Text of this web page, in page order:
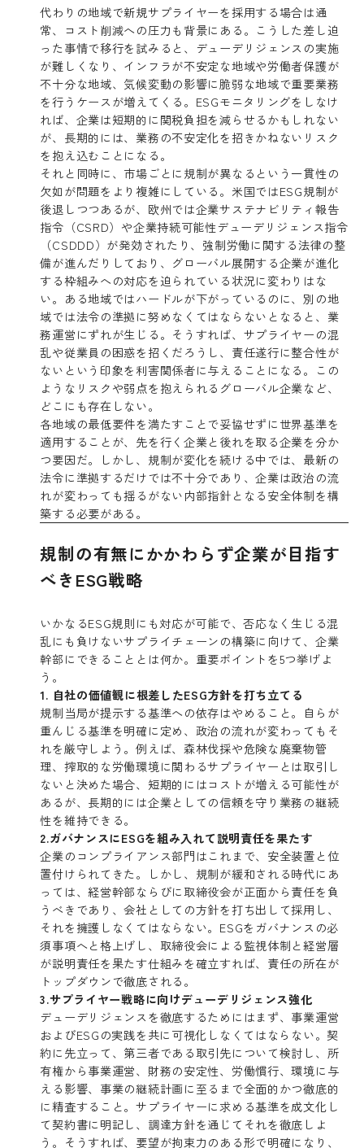
代わりの地域で新規サプライヤーを採用する場合は通
常、コスト削減への圧力も背景にある。こうした差し迫
った事情で移行を試みると、デューデリジェンスの実施
が難しくなり、インフラが不安定な地域や労働者保護が
不十分な地域、気候変動の影響に脆弱な地域で重要業務
を行うケースが増えてくる。ESGモニタリングをしなけ
れば、企業は短期的に関税負担を減らせるかもしれない
が、長期的には、業務の不安定化を招きかねないリスク
を抱え込むことになる。
それと同時に、市場ごとに規制が異なるという一貫性の
欠如が問題をより複雑にしている。米国ではESG規制が
後退しつつあるが、欧州では企業サステナビリティ報告
指令（CSRD）や企業持続可能性デューデリジェンス指令
（CSDDD）が発効されたり、強制労働に関する法律の整
備が進んだりしており、グローバル展開する企業が進化
する枠組みへの対応を迫られている状況に変わりはな
い。ある地域ではハードルが下がっているのに、別の地
域では法令の準拠に努めなくてはならないとなると、業
務運営にずれが生じる。そうすれば、サプライヤーの混
乱や従業員の困惑を招くだろうし、責任遂行に整合性が
ないという印象を利害関係者に与えることになる。この
ようなリスクや弱点を抱えられるグローバル企業など、
どこにも存在しない。
各地域の最低要件を満たすことで妥協せずに世界基準を
適用することが、先を行く企業と後れを取る企業を分か
つ要因だ。しかし、規制が変化を続ける中では、最新の
法令に準拠するだけでは不十分であり、企業は政治の流
れが変わっても揺るがない内部指針となる安全体制を構
築する必要がある。
規制の有無にかかわらず企業が目指す
べきESG戦略
いかなるESG規則にも対応が可能で、否応なく生じる混
乱にも負けないサプライチェーンの構築に向けて、企業
幹部にできることとは何か。重要ポイントを5つ挙げよ
う。
1. 自社の価値観に根差したESG方針を打ち立てる
規制当局が提示する基準への依存はやめること。自らが
重んじる基準を明確に定め、政治の流れが変わってもそ
れを厳守しよう。例えば、森林伐採や危険な廃棄物管
理、搾取的な労働環境に関わるサプライヤーとは取引し
ないと決めた場合、短期的にはコストが増える可能性が
あるが、長期的には企業としての信頼を守り業務の継続
性を維持できる。
2.ガバナンスにESGを組み入れて説明責任を果たす
企業のコンプライアンス部門はこれまで、安全装置と位
置付けられてきた。しかし、規制が緩和される時代にあ
っては、経営幹部ならびに取締役会が正面から責任を負
うべきであり、会社としての方針を打ち出して採用し、
それを擁護しなくてはならない。ESGをガバナンスの必
須事項へと格上げし、取締役会による監視体制と経営層
が説明責任を果たす仕組みを確立すれば、責任の所在が
トップダウンで徹底される。
3.サプライヤー戦略に向けデューデリジェンス強化
デューデリジェンスを徹底するためにはまず、事業運営
およびESGの実践を共に可視化しなくてはならない。契
約に先立って、第三者である取引先について検討し、所
有権から事業運営、財務の安定性、労働慣行、環境に与
える影響、事業の継続計画に至るまで全面的かつ徹底的
に精査すること。サプライヤーに求める基準を成文化し
て契約書に明記し、調達方針を通じてそれを徹底しよ
う。そうすれば、要望が拘束力のある形で明確になり、